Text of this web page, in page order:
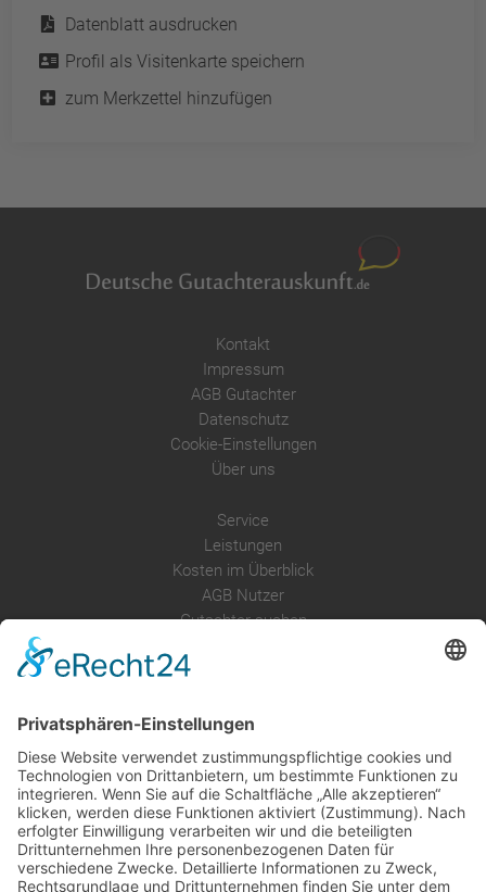
Akzeptieren
powered by Usercentrics Consent
Management Platform
Datenblatt ausdrucken
Profil als Visitenkarte speichern
zum Merkzettel hinzufügen
Kontakt
Impressum
AGB Gutachter
Datenschutz
Cookie-Einstellungen
Über uns
Service
Leistungen
Kosten im Überblick
AGB Nutzer
Gutachter suchen
Anfrage
Presse
Partner: Der DGuSV
als Gutachter eintragen
Infos für Suchende